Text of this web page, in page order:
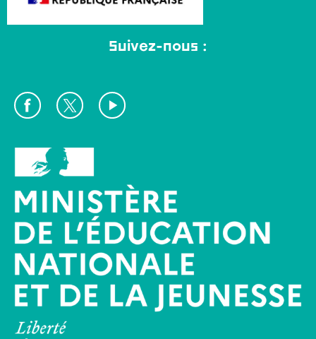
Suivez-nous :